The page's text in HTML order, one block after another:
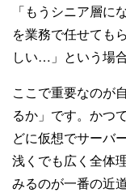
「もうシニア層に
を業務で任せても
しい…」という場
ここで重要なのが
るか」です。かつ
どに仮想でサーバ
浅くでも広く全体
みるのが一番の近